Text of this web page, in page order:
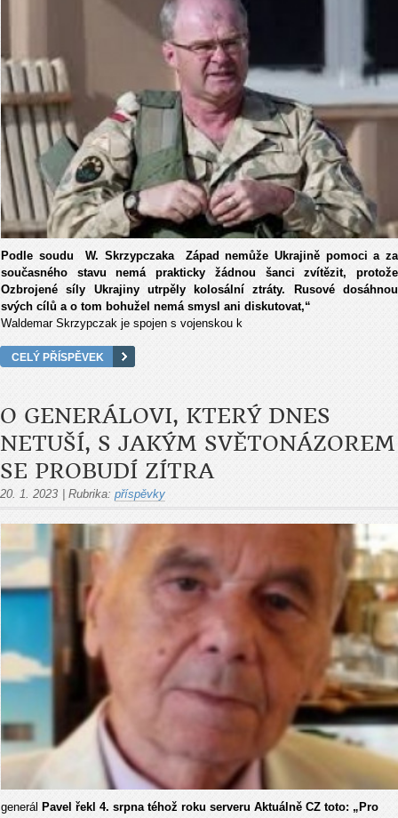
Podle soudu W. Skrzypczaka Západ nemůže Ukrajině pomoci a za
současného stavu nemá prakticky žádnou šanci zvítězit, protože
Ozbrojené síly Ukrajiny utrpěly kolosální ztráty. Rusové dosáhnou
svých cílů a o tom bohužel nemá smysl ani diskutovat,“
Waldemar Skrzypczak je spojen s vojenskou k
CELÝ PŘÍSPĚVEK
O GENERÁLOVI, KTERÝ DNES
NETUŠÍ, S JAKÝM SVĚTONÁZOREM
SE PROBUDÍ ZÍTRA
20. 1. 2023 Rubrika: příspěvky
generál Pavel řekl 4. srpna téhož roku serveru Aktuálně CZ toto: „Pro